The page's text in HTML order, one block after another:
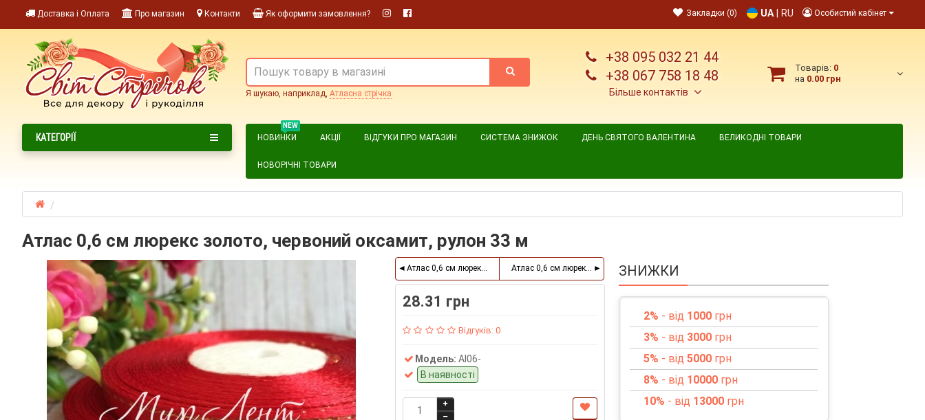
Доставка і Оплата Про магазин Контакти Як оформити замовлення? Особистий кабінет
UA RU
Закладки (0)
+38 095 032 21 44
+38 067 758 18 48
Більше контактів
Товарів: 0
на 0.00 грн
Я шукаю, наприклад, Атласна стрічка
NEW
НОВИНКИ АКЦІЇ ВІДГУКИ ПРО МАГАЗИН СИСТЕМА ЗНИЖОК ДЕНЬ СВЯТОГО ВАЛЕНТИНА ВЕЛИКОДНІ ТОВАРИ
НОВОРІЧНІ ТОВАРИ
КАТЕГОРІЇ
Атлас 0,6 см люрекс золото, червоний оксамит, рулон 33 м
Атлас 0,6 см люрекс золото, світло-рожевий, рулон 33 м
Атлас 0,6 см люрекс золото, білий, рулон 33 м
28.31 грн
Відгуків: 0
Модель: Al06-
В наявності
ЗНИЖКИ
2% - від 1000грн
3% - від 3000грн
5% - від 5000грн
8% - від 10000грн
10% - від 13000грн